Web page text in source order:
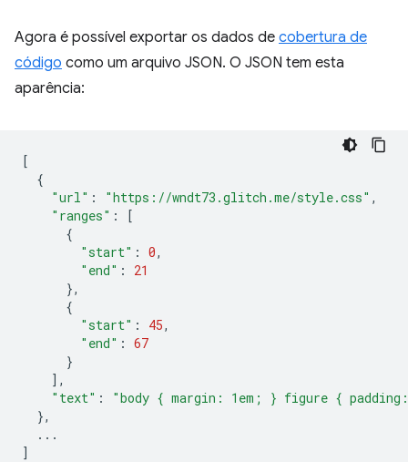
Agora é possível exportar os dados de cobertura de
código como um arquivo JSON. O JSON tem esta
aparência:
[
{
"url" : "https://wndt73.glitch.me/style.css" ,
"ranges" :
[
{
"start" : 0,
"end" :
21
},
{
"start" : 45,
"end" : 67
}
],
"text" :
"body { margin: 1em; } figure {
},
...
]